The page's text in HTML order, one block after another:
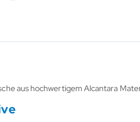
aus hochwertigem Alcantara